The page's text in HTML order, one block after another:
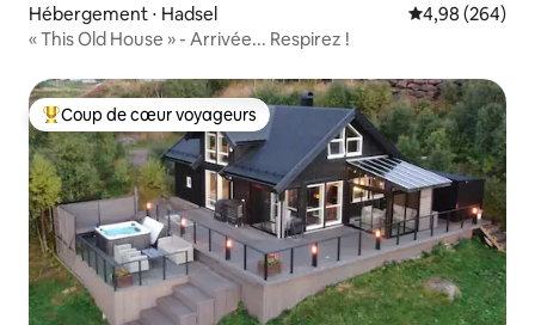
Hébergement ⋅ Hadsel Évaluation
4,98 (264)
« This Old House » - Arrivée... Respirez !
Coups de cœur voyageurs les plus appréciés
Coup de cœur voyageurs